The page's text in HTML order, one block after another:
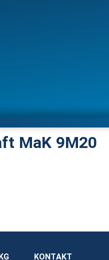
MaK 9M20
KONTAKT